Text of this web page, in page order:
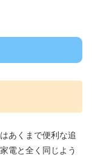
あくまで便利な追
電と全く同じよう